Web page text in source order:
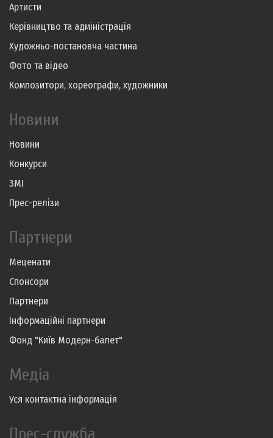
Артисти
Керівництво та адміністрація
Художньо-постановча частина
Фото та відео
Композитори, хореографи, художники
Новини
Новини
Конкурси
ЗМІ
Прес-релізи
Партнери
Меценати
Спонсори
Партнери
Інформаційні партнери
Фонд "Київ Модерн-балет"
Медіа
Уся контактна інформація
Прес-служба